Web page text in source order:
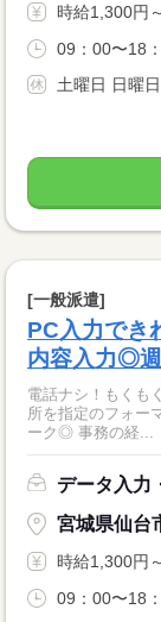
時給1,300円～
09：00〜18
土曜日 日曜
[一般派遣]
PC入力でき
内容入力◎
電話ナシ！もくもく系！ ファンクラブに申込みをし
所を指定のフォー
ーク◎ 事務の経...
データ入力
宮城県仙台
時給1,300円
09：00〜18